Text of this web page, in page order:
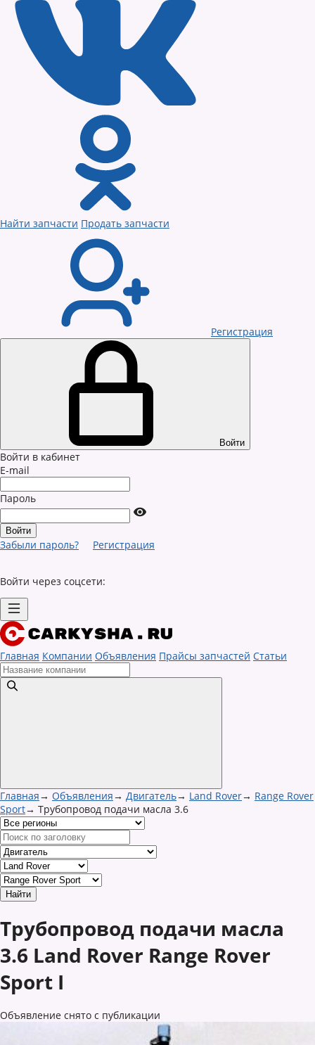
Найти запчасти Продать запчасти
Регистрация
Войти
Войти в кабинет
E-mail
Пароль
Забыли пароль? Регистрация
Войти через соцсети:
Главная Компании Объявления Прайсы запчастей Статьи
Главная→ Объявления→ Двигатель→ Land Rover→ Range Rover
Sport→ Трубопровод подачи масла 3.6
Трубопровод подачи масла
3.6 Land Rover Range Rover
Sport I
Объявление снято с публикации